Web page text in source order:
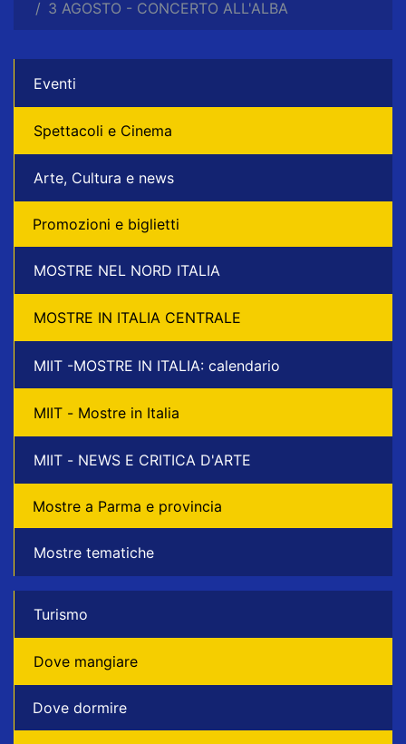
3 AGOSTO - CONCERTO ALL'ALBA
Eventi
Spettacoli e Cinema
Arte, Cultura e news
Promozioni e biglietti
MOSTRE NEL NORD ITALIA
MOSTRE IN ITALIA CENTRALE
MIIT -MOSTRE IN ITALIA: calendario
MIIT - Mostre in Italia
MIIT - NEWS E CRITICA D'ARTE
Mostre a Parma e provincia
Mostre tematiche
Turismo
Dove mangiare
Dove dormire